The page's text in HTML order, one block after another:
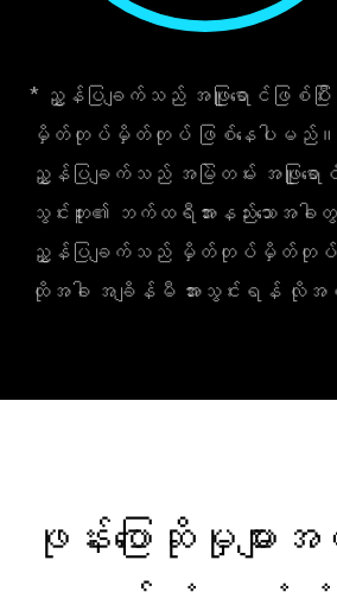
* ညွှန်ပြချက်သည် အဖြူရောင်ဖြစ်ပြီ
မှိတ်တုပ်မှိတ်တုပ် ဖြစ်နေပါမည်။ အာ
ညွှန်ပြချက်သည် အမြဲတမ်း အဖြူရော
သွင်းဘူး၏ ဘက်ထရီအားနည်းသောအခါ
ညွှန်ပြချက်သည် မှိတ်တုပ်မှိတ်တုပ်
ထိုအခါ အချိန်မီ အားသွင်းရန် လို
ဖုန်းပြောဆိုမှုမျာ